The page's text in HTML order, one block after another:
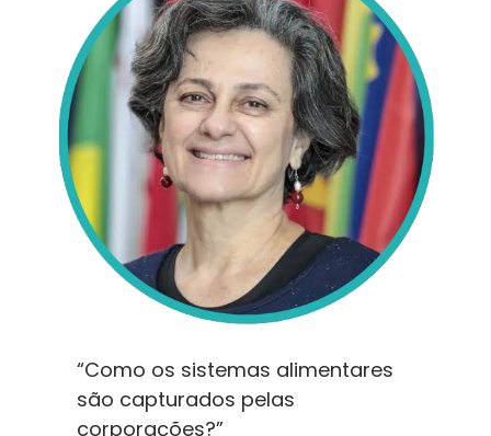
“Como os sistemas alimentares
são capturados pelas
corporações?”